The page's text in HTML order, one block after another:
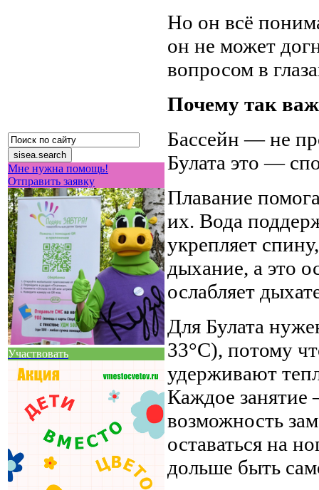
Мне нужна помощь!
Отправить заявку
Участвовать
Но он всё
он не может
вопросом в
Почему так
Бассейн — не
Булата это —
Плавание
их. Вода
укрепляет
дыхание, а это
ослабляет
Для Булата
33°C), потому
удерживают
Каждое занятие
возможность
оставаться на
дольше быть